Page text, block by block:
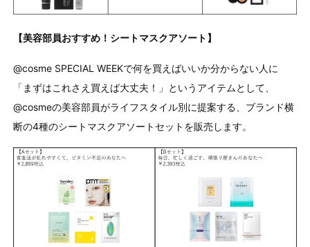
【美容部員おすすめ！シートマスクアソート】
@cosme SPECIAL WEEKで何を買えばいいか分からない人に
「まずはこれさえ買えば大丈夫！」というアイテムとして、
@cosmeの美容部員がライフスタイル別に提案する、ブランド横
断の4種のシートマスクアソートセットを販売します。